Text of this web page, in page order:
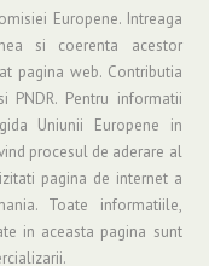
Europene. Intreaga
si coerenta acestor
pagina web. Contributia
PNDR. Pentru informatii
Uniunii Europene in
procesul de aderare al
pagina de internet a
Toate informatiile,
in aceasta pagina sunt